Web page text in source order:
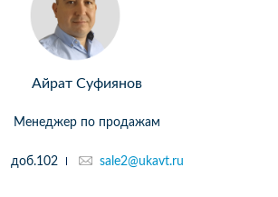
Айрат Суфиянов
Менеджер по продажам
доб.102 sale2@ukavt.ru